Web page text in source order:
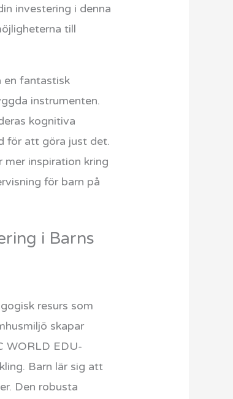
investering i denna
till
en fantastisk
instrumenten.
kognitiva
för att göra just det.
mer inspiration kring
för barn på
i Barns
resurs som
skapar
WORLD EDU-
Barn lär sig att
Den robusta